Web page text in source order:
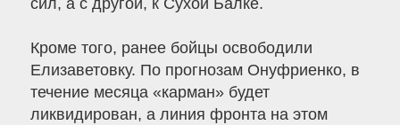
сил, а с другой, к Сухой Балке.
Кроме того, ранее бойцы освободили
Елизаветовку. По прогнозам Онуфриенко, в
течение месяца «карман» будет
ликвидирован, а линия фронта на этом